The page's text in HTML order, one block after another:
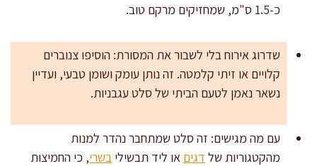
כ-1.5 ס"מ, שמחזיקים מרקם טוב.
שדרוג אירוח בלי לשבור את המסורת: הוסיפו צנוברים
קלויים או זיתי קלמטה. זה נותן עומק ושומן טבעי, ועדיין
נשאר נאמן לטעם הביתי של סלט עגבניות.
עם מה מגישים: זה סלט שמתחבר נהדר למנות
מהקטגוריות של דגים או ליד תבשילי בשרי, כי החמיצות